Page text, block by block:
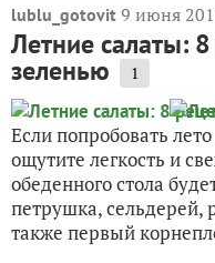
lublu_gotovit 9 июня
Летние салаты:
зеленью 1
Если попробовать
ощутите легкость и
обеденного стола
петрушка, сельдерей,
также первый